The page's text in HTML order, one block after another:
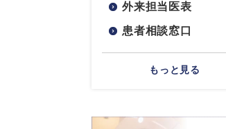
外来担当医表
患者相談窓口
もっと見る